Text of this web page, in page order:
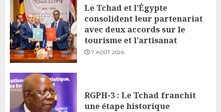
Le Tchad et l’Égypte
consolident leur partenariat
avec deux accords sur le
tourisme et l’artisanat
7 AOÛT 2026
RGPH-3 : Le Tchad franchit
une étape historique